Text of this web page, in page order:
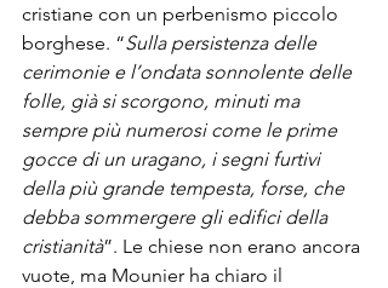
cristiane con un perbenismo piccolo
borghese. “Sulla persistenza delle
cerimonie e l’ondata sonnolente delle
folle, già si scorgono, minuti ma
sempre più numerosi come le prime
gocce di un uragano, i segni furtivi
della più grande tempesta, forse, che
debba sommergere gli edifici della
cristianità”. Le chiese non erano ancora
vuote, ma Mounier ha chiaro il